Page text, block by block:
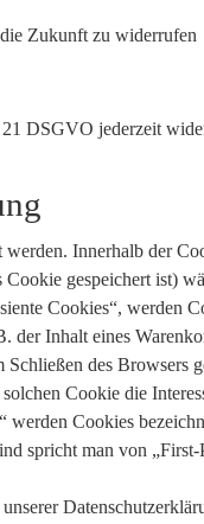
Zukunft zu widerrufen
DSGVO jederzeit
Innerhalb der
gespeichert ist)
Cookies“, werden
Inhalt eines
des
Cookie die
Cookies
spricht man von